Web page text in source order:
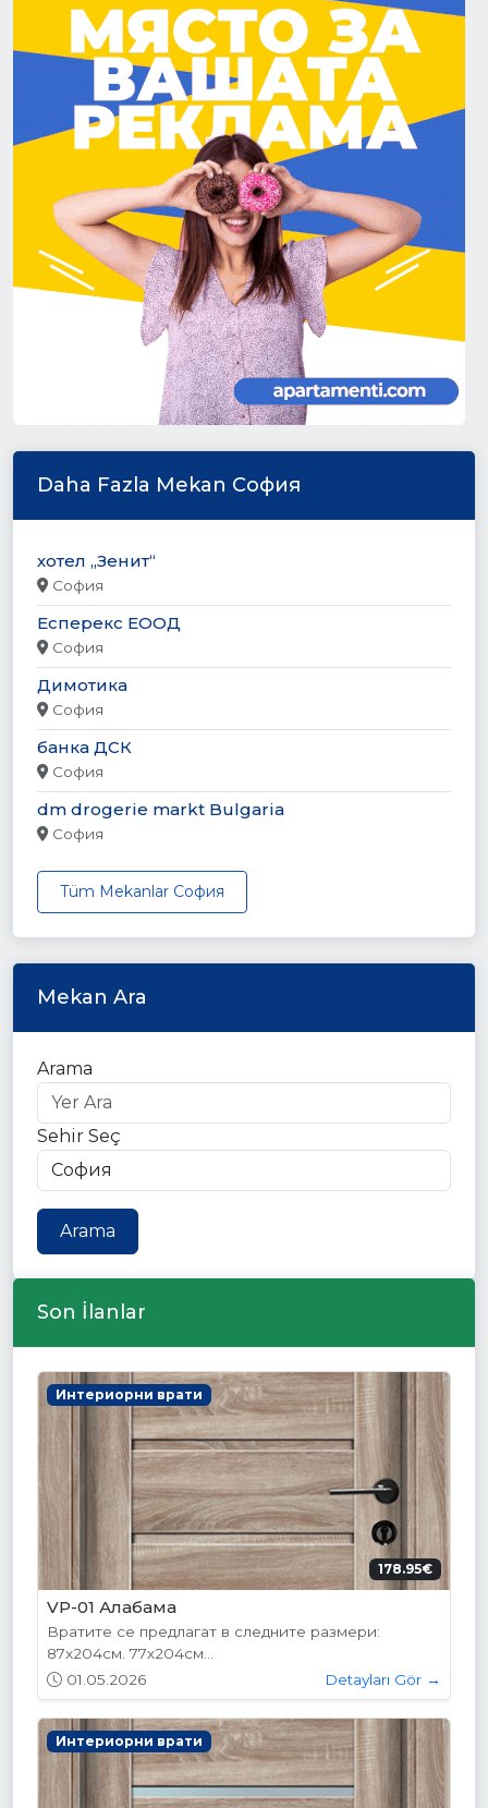
Daha Fazla Mekan София
хотел „Зенит“
София
Есперекс ЕООД
София
Димотика
София
банка ДСК
София
dm drogerie markt Bulgaria
София
Tüm Mekanlar София
Mekan Ara
Arama
Sehir Seç
Arama
Son İlanlar
Интериорни врати
178.95€
VP-01 Алабама
Вратите се предлагат в следните размери:
87х204см. 77х204см...
01.05.2026
Detayları Gör →
Интериорни врати